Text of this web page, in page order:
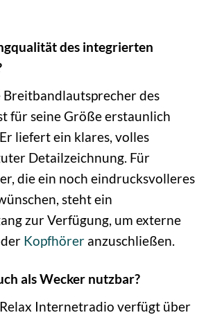
des integrierten
des
für seine Größe erstaunlich
liefert ein klares, volles
Detailzeichnung. Für
die ein noch eindrucksvolleres
steht ein
zur Verfügung, um externe
Kopfhörer anzuschließen.
als Wecker nutzbar?
Relax Internetradio verfügt über